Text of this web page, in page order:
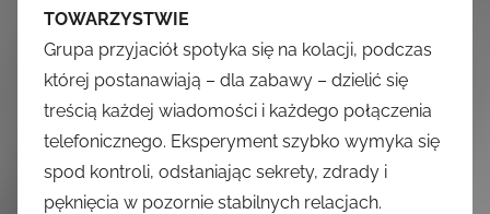
TOWARZYSTWIE
Grupa przyjaciół spotyka się na kolacji, podczas
której postanawiają – dla zabawy – dzielić się
treścią każdej wiadomości i każdego połączenia
telefonicznego. Eksperyment szybko wymyka się
spod kontroli, odsłaniając sekrety, zdrady i
pęknięcia w pozornie stabilnych relacjach.